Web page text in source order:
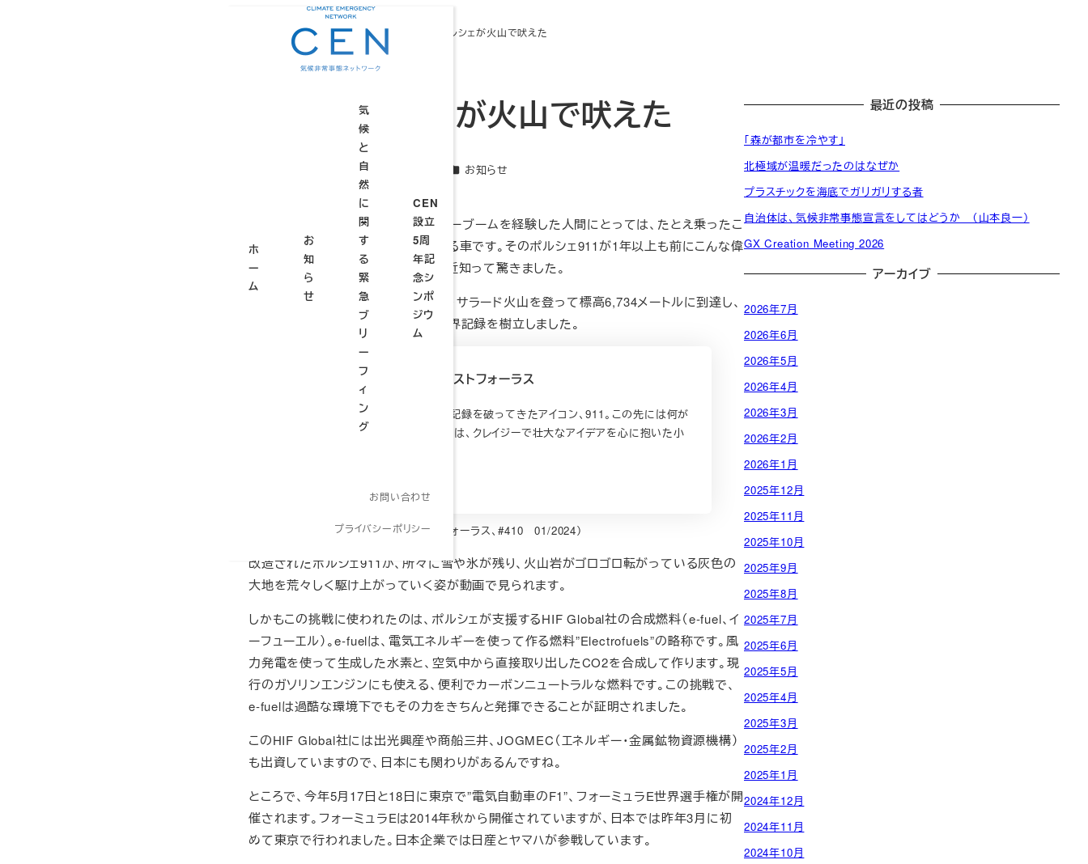
ホ
ー
ム
お
知
ら
せ
気
候
と
自
然
に
関
す
る
緊
急
ブ
リ
ー
フ
ィ
ン
グ
CEN
設立
5周
年記
念シ
ンポ
ジウ
ム
CEN
年記
念シ
ンポ
ムー
STP
続
ウ
ブ
セ
ナ
設
意
設
会
活
画
発
起
人
員
（役
員）
起
一
員
体・
団体
お問い合わせ
プライバシーポリシー
お知らせ お知らせ エコなポルシェが火山で吠えた
エコなポルシェが火山で吠えた
更新日
2025年4月24日 カテゴリー
お知らせ
ポルシェ911。子供時代にスーパーカーブームを経験した人間にとっては、たとえ乗ったこ
とがなくても強く記憶に刻まれている車です。そのポルシェ911が1年以上も前にこんな偉
業を成し遂げていたなんて、つい最近知って驚きました。
2023年12月2日、チリのオホス・デル・サラード火山を登って標高6,734メートルに到達し、
４輪自動車が走行した最高標高の世界記録を樹立しました。
最高地点へ | ポルシェ クリストフォーラス
60年間、さまざまな夢を叶え、記録を破ってきたアイコン、911。この先には何が
待ち構えているのだろう？それは、クレイジーで壮大なアイデアを心に抱いた小
「最高地点へ」（ポルシェ クリストフォーラス、#410 01/2024）
改造されたポルシェ911が、所々に雪や氷が残り、火山岩がゴロゴロ転がっている灰色の
大地を荒々しく駆け上がっていく姿が動画で見られます。
しかもこの挑戦に使われたのは、ポルシェが支援するHIF Global社の合成燃料（e-fuel、イ
ーフューエル）。e-fuelは、電気エネルギーを使って作る燃料”Electrofuels”の略称です。風
力発電を使って生成した水素と、空気中から直接取り出したCO2を合成して作ります。現
行のガソリンエンジンにも使える、便利でカーボンニュートラルな燃料です。この挑戦で、
e-fuelは過酷な環境下でもその力をきちんと発揮できることが証明されました。
このHIF Global社には出光興産や商船三井、JOGMEC（エネルギー・金属鉱物資源機構）
も出資していますので、日本にも関わりがあるんですね。
ところで、今年5月17日と18日に東京で”電気自動車のF1”、フォーミュラE世界選手権が開
催されます。フォーミュラEは2014年秋から開催されていますが、日本では昨年3月に初
めて東京で行われました。日本企業では日産とヤマハが参戦しています。
最近の投稿
「森が都市を冷やす」
北極域が温暖だったのはなぜか
プラスチックを海底でガリガリする者
自治体は、気候非常事態宣言をしてはどうか （山本良一）
GX Creation Meeting 2026
アーカイブ
2026年7月
2026年6月
2026年5月
2026年4月
2026年3月
2026年2月
2026年1月
2025年12月
2025年11月
2025年10月
2025年9月
2025年8月
2025年7月
2025年6月
2025年5月
2025年4月
2025年3月
2025年2月
2025年1月
2024年12月
2024年11月
2024年10月